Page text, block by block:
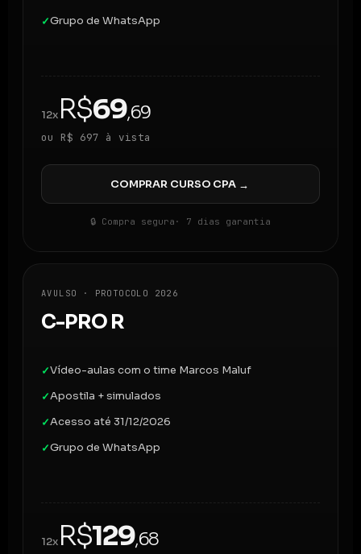
✓Grupo de WhatsApp
12x R$69,69
ou R$ 697 à vista
COMPRAR CURSO CPA →
🔒 Compra segura · 7 dias garantia
AVULSO · PROTOCOLO 2026
C-PRO R
✓Vídeo-aulas com o time Marcos Maluf
✓Apostila + simulados
✓Acesso até 31/12/2026
✓Grupo de WhatsApp
12x R$129,68